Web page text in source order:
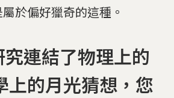
於偏好獵奇的這種。
連結了物理上的
上的月光猜想，您